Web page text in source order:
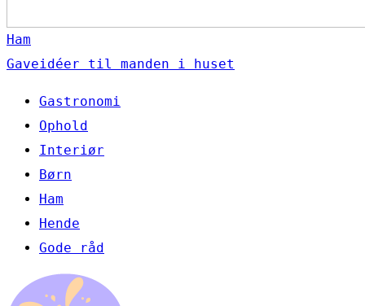
Ham
Gaveidéer til manden i huset
Gastronomi
Ophold
Interiør
Børn
Ham
Hende
Gode råd